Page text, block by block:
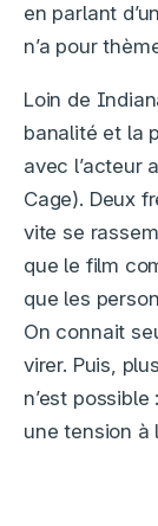
en parlant
n’a pour
Loin de
banalité et la
avec l’acteur
Cage). Deux
vite se
que le film
que les
On connait
virer. Puis,
n’est
une tension à